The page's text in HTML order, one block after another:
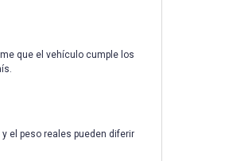
que el vehículo cumple los
el peso reales pueden diferir